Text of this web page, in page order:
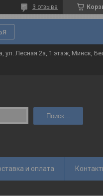
3 отзыва
ул. Лесная 2а, 1 этаж, Минск,
Поиск...
и оплата